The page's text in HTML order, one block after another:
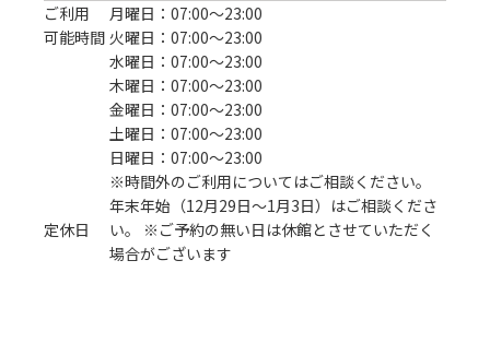
ご利用
可能時間
月曜日：07:00〜23:00
火曜日：07:00〜23:00
水曜日：07:00〜23:00
木曜日：07:00〜23:00
金曜日：07:00〜23:00
土曜日：07:00〜23:00
日曜日：07:00〜23:00
※時間外のご利用についてはご相談ください。
定休日
年末年始（12月29日～1月3日）はご相談くださ
い。 ※ご予約の無い日は休館とさせていただく
場合がございます